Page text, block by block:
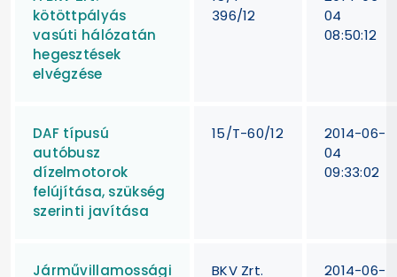
kötöttpályás
vasúti hálózatán
hegesztések
elvégzése
396/12
04
08:50:12
DAF típusú
autóbusz
dízelmotorok
felújítása, szükség
szerinti javítása
15/T-60/12
2014-06-
04
09:33:02
Járművillamossági
BKV Zrt.
2014-06-